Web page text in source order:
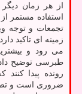
از هر زمان
استفاده مستمر
تجمعات و توجه
زمینه ای تاکید
می رود و
رونده پیدا
ضروری است و